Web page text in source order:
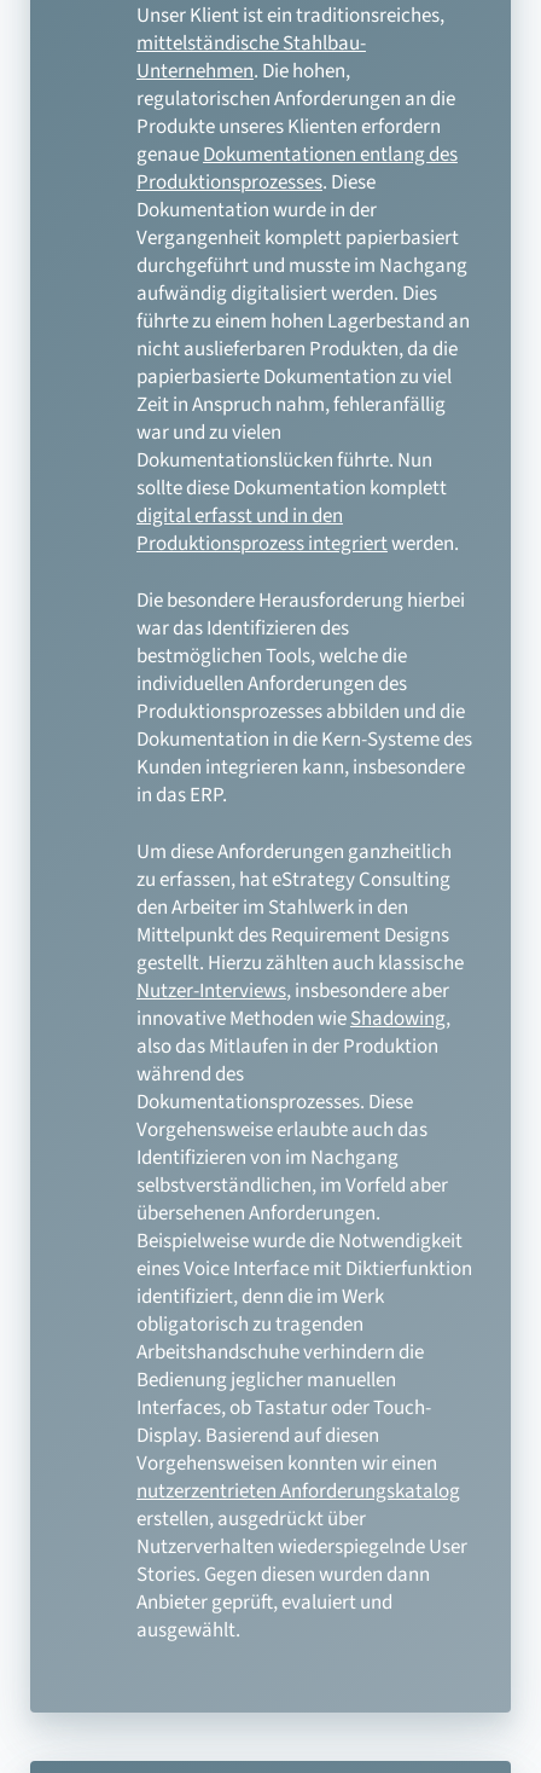
Unser Klient ist ein traditionsreiches,
mittelständische Stahlbau-
Unternehmen. Die hohen,
regulatorischen Anforderungen an die
Produkte unseres Klienten erfordern
genaueDokumentationen entlang des
Produktionsprozesses. Diese
Dokumentation wurde in der
Vergangenheit komplett papierbasiert
durchgeführt und musste im Nachgang
aufwändig digitalisiert werden. Dies
führte zu einem hohen Lagerbestand an
nicht auslieferbaren Produkten, da die
papierbasierte Dokumentation zu viel
Zeit in Anspruch nahm, fehleranfällig
war und zu vielen
Dokumentationslücken führte. Nun
sollte diese Dokumentation komplett
digital erfasst und in den
Produktionsprozess integriertwerden.
Die besondere Herausforderung hierbei
war das Identifizieren des
bestmöglichen Tools, welche die
individuellen Anforderungen des
Produktionsprozesses abbilden und die
Dokumentation in die Kern-Systeme des
Kunden integrieren kann, insbesondere
in das ERP.
Um diese Anforderungen ganzheitlich
zu erfassen, hat eStrategy Consulting
den Arbeiter im Stahlwerk in den
Mittelpunkt des Requirement Designs
gestellt. Hierzu zählten auch klassische
Nutzer-Interviews, insbesondere aber
innovative Methoden wieShadowing,
also das Mitlaufen in der Produktion
während des
Dokumentationsprozesses. Diese
Vorgehensweise erlaubte auch das
Identifizieren von im Nachgang
selbstverständlichen, im Vorfeld aber
übersehenen Anforderungen.
Beispielweise wurde die Notwendigkeit
eines Voice Interface mit Diktierfunktion
identifiziert, denn die im Werk
obligatorisch zu tragenden
Arbeitshandschuhe verhindern die
Bedienung jeglicher manuellen
Interfaces, ob Tastatur oder Touch-
Display. Basierend auf diesen
Vorgehensweisen konnten wir einen
nutzerzentrieten Anforderungskatalog
erstellen, ausgedrückt über
Nutzerverhalten wiederspiegelnde User
Stories. Gegen diesen wurden dann
Anbieter geprüft, evaluiert und
ausgewählt.